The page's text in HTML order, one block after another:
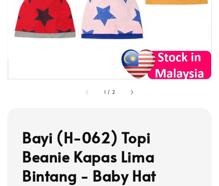
1 / 2
Bayi (H-062) Topi
Beanie Kapas Lima
Bintang - Baby Hat